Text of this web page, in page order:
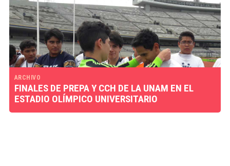
ARCHIVO
FINALES DE PREPA Y CCH DE LA UNAM EN EL
ESTADIO OLÍMPICO UNIVERSITARIO